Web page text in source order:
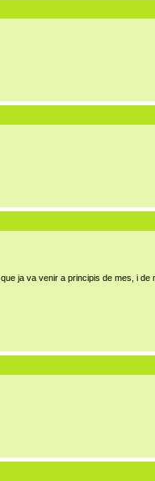
ja va venir a principis de mes, i de